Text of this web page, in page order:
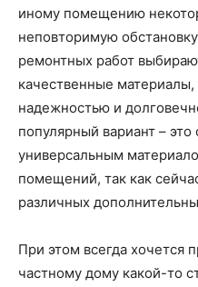
иному помещению
неповторимую
ремонтных работ
качественные
надежностью и
популярный вариант –
универсальным
помещений, так как
различных
При этом всегда хочется
частному дому какой-то